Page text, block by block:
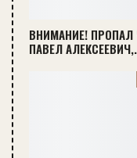
ВНИМАНИЕ!
ПАВЕЛ